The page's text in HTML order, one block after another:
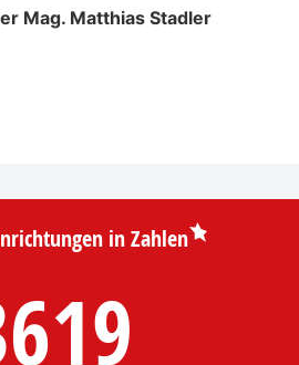
Mag. Matthias Stadler
in Zahlen